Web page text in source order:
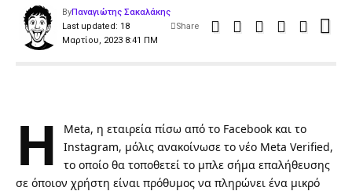
Last updated: 18
Μαρτίου, 2023 8:41 ΠΜ
ByΠαναγιώτης Σακαλάκης
Share
Η Meta, η εταιρεία πίσω από το Facebook και το
Instagram, μόλις ανακοίνωσε το νέο Meta Verified,
το οποίο θα τοποθετεί το μπλε σήμα επαλήθευσης
σε όποιον χρήστη είναι πρόθυμος να πληρώνει ένα μικρό